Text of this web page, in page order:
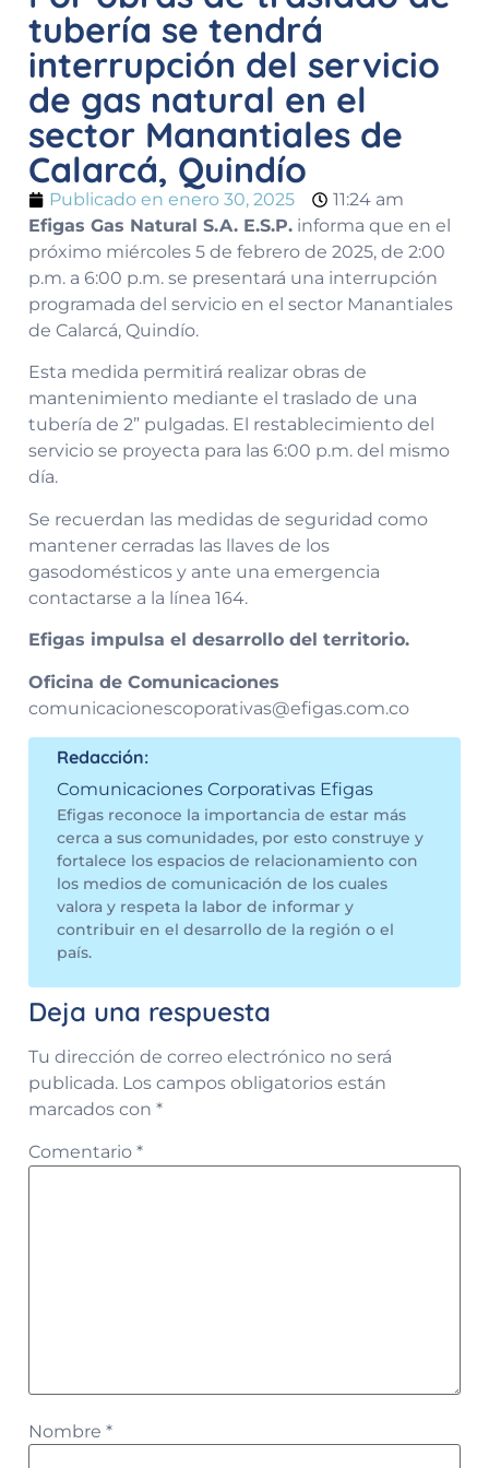
tubería se tendrá
interrupción del servicio
de gas natural en el
sector Manantiales de
Calarcá, Quindío
Publicado en enero 30, 2025
11:24 am
Efigas Gas Natural S.A. E.S.P. informa que en el
próximo miércoles 5 de febrero de 2025, de 2:00
p.m. a 6:00 p.m. se presentará una interrupción
programada del servicio en el sector Manantiales
de Calarcá, Quindío.
Esta medida permitirá realizar obras de
mantenimiento mediante el traslado de una
tubería de 2” pulgadas. El restablecimiento del
servicio se proyecta para las 6:00 p.m. del mismo
día.
Se recuerdan las medidas de seguridad como
mantener cerradas las llaves de los
gasodomésticos y ante una emergencia
contactarse a la línea 164.
Efigas impulsa el desarrollo del territorio.
Oficina de Comunicaciones
comunicacionescoporativas@efigas.com.co
Redacción:
Comunicaciones Corporativas Efigas
Efigas reconoce la importancia de estar más
cerca a sus comunidades, por esto construye y
fortalece los espacios de relacionamiento con
los medios de comunicación de los cuales
valora y respeta la labor de informar y
contribuir en el desarrollo de la región o el
país.
Deja una respuesta
Tu dirección de correo electrónico no será
publicada. Los campos obligatorios están
marcados con *
Comentario *
Nombre *